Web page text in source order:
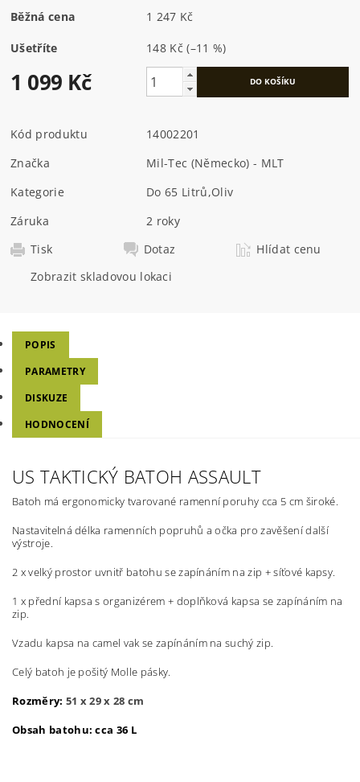
Běžná cena 1 247 Kč
Ušetříte 148 Kč(–11 %)
1 099 Kč
Kód produktu
14002201
Značka
Mil-Tec (Německo) - MLT
Kategorie
Do 65 Litrů,Oliv
Záruka
2 roky
Tisk
Dotaz
Hlídat cenu
Zobrazit skladovou lokaci
POPIS
PARAMETRY
DISKUZE
HODNOCENÍ
US TAKTICKÝ BATOH ASSAULT
Batoh má ergonomicky tvarované ramenní poruhy cca 5 cm široké.
Nastavitelná délka ramenních popruhů a očka pro zavěšení další
výstroje.
2 x velký prostor uvnitř batohu se zapínáním na zip + síťové kapsy.
1 x přední kapsa s organizérem + doplňková kapsa se zapínáním na
zip.
Vzadu kapsa na camel vak se zapínáním na suchý zip.
Celý batoh je pošitý Molle pásky.
Rozměry: 51 x 29 x 28 cm
Obsah batohu: cca 36 L